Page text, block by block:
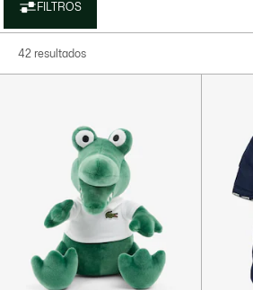
FILTROS
42 resultados